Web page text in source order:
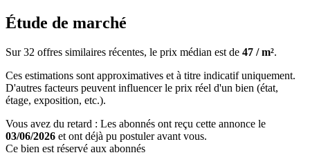
Étude de marché
Sur 32 offres similaires récentes, le prix médian est de 47 / m².
Ces estimations sont approximatives et à titre indicatif uniquement.
D'autres facteurs peuvent influencer le prix réel d'un bien (état,
étage, exposition, etc.).
Vous avez du retard : Les abonnés ont reçu cette annonce le
03/06/2026 et ont déjà pu postuler avant vous.
Ce bien est réservé aux abonnés